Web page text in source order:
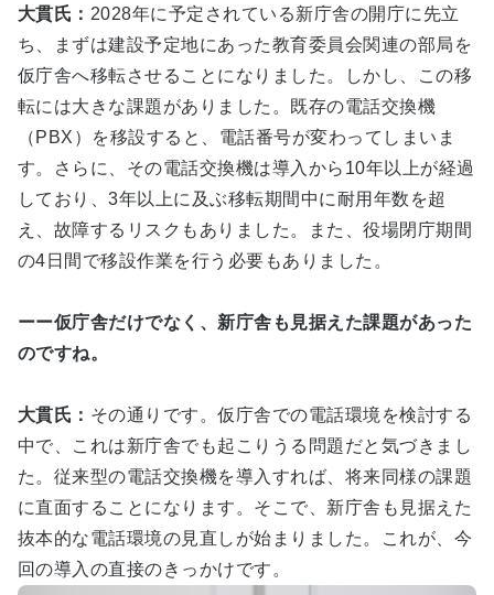
大貫氏： 2028年に予定されている新庁舎の開庁に先立
ち、まずは建設予定地にあった教育委員会関連の部局を
仮庁舎へ移転させることになりました。しかし、この移
転には大きな課題がありました。既存の電話交換機
（PBX）を移設すると、電話番号が変わってしまいま
す。さらに、その電話交換機は導入から10年以上が経過
しており、3年以上に及ぶ移転期間中に耐用年数を超
え、故障するリスクもありました。また、役場閉庁期間
の4日間で移設作業を行う必要もありました。
ーー仮庁舎だけでなく、新庁舎も見据えた課題があった
のですね。
大貫氏： その通りです。仮庁舎での電話環境を検討する
中で、これは新庁舎でも起こりうる問題だと気づきまし
た。従来型の電話交換機を導入すれば、将来同様の課題
に直面することになります。そこで、新庁舎も見据えた
抜本的な電話環境の見直しが始まりました。これが、今
回の導入の直接のきっかけです。